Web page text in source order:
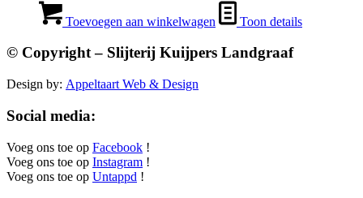
Toevoegen aan winkelwagen Toon details
© Copyright – Slijterij Kuijpers Landgraaf
Design by: Appeltaart Web & Design
Social media:
Voeg ons toe op Facebook !
Voeg ons toe op Instagram !
Voeg ons toe op Untappd !